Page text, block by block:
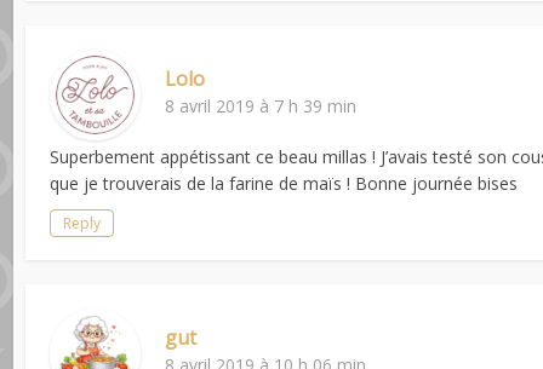
Lolo
8 avril 2019 à 7 h 39 min
Superbement appétissant ce beau millas ! J’avais testé son
que je trouverais de la farine de maïs ! Bonne journée bises
Reply
gut